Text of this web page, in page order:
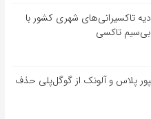
تاکسیرانی‌های شهری کشور با
بی‌سیم تاکسی
پلاس و آلونک از گوگل‌پلی حذف